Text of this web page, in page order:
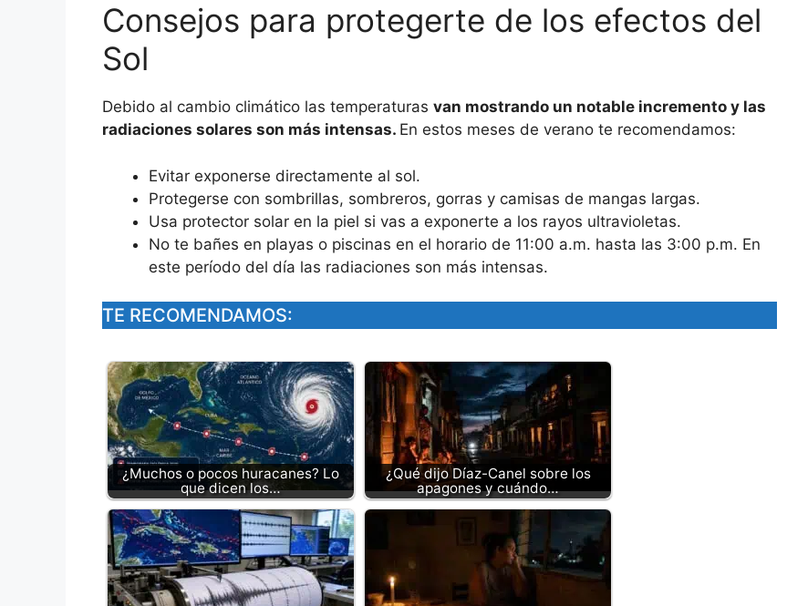
Consejos para protegerte de los efectos del
Sol
Debido al cambio climático las temperaturas van mostrando un notable incremento y las
radiaciones solares son más intensas. En estos meses de verano te recomendamos:
Evitar exponerse directamente al sol.
Protegerse con sombrillas, sombreros, gorras y camisas de mangas largas.
Usa protector solar en la piel si vas a exponerte a los rayos ultravioletas.
No te bañes en playas o piscinas en el horario de 11:00 a.m. hasta las 3:00 p.m. En
este período del día las radiaciones son más intensas.
TE RECOMENDAMOS:
¿Muchos o pocos huracanes? Lo
que dicen los…
¿Qué dijo Díaz-Canel sobre los
apagones y cuándo…